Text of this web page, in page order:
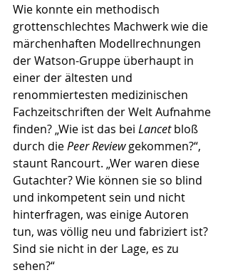
Wie konnte ein methodisch
grottenschlechtes Machwerk wie die
märchenhaften Modellrechnungen
der Watson-Gruppe überhaupt in
einer der ältesten und
renommiertesten medizinischen
Fachzeitschriften der Welt Aufnahme
finden? „Wie ist das bei Lancet bloß
durch die Peer Review gekommen?“,
staunt Rancourt. „Wer waren diese
Gutachter? Wie können sie so blind
und inkompetent sein und nicht
hinterfragen, was einige Autoren
tun, was völlig neu und fabriziert ist?
Sind sie nicht in der Lage, es zu
sehen?“